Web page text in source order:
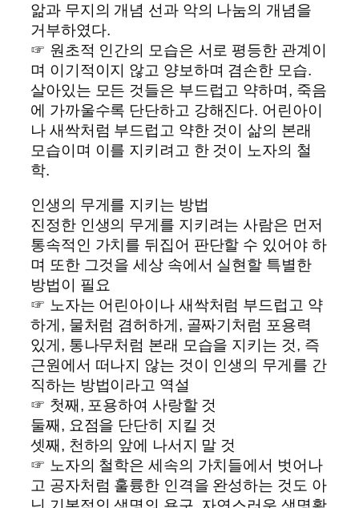
앎과 무지의 개념 선과 악의 나눔의 개념을
거부하였다.
☞ 원초적 인간의 모습은 서로 평등한 관계이
며 이기적이지 않고 양보하며 겸손한 모습.
살아있는 모든 것들은 부드럽고 약하며, 죽음
에 가까울수록 단단하고 강해진다. 어린아이
나 새싹처럼 부드럽고 약한 것이 삶의 본래
모습이며 이를 지키려고 한 것이 노자의 철
학.
인생의 무게를 지키는 방법
진정한 인생의 무게를 지키려는 사람은 먼저
통속적인 가치를 뒤집어 판단할 수 있어야 하
며 또한 그것을 세상 속에서 실현할 특별한
방법이 필요
☞ 노자는 어린아이나 새싹처럼 부드럽고 약
하게, 물처럼 겸허하게, 골짜기처럼 포용력
있게, 통나무처럼 본래 모습을 지키는 것, 즉
근원에서 떠나지 않는 것이 인생의 무게를 간
직하는 방법이라고 역설
☞ 첫째, 포용하여 사랑할 것
둘째, 요점을 단단히 지킬 것
셋째, 천하의 앞에 나서지 말 것
☞ 노자의 철학은 세속의 가치들에서 벗어나
고 공자처럼 훌륭한 인격을 완성하는 것도 아